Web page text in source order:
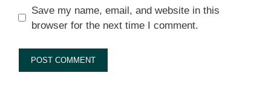
Save my name, email, and website in this
browser for the next time I comment.